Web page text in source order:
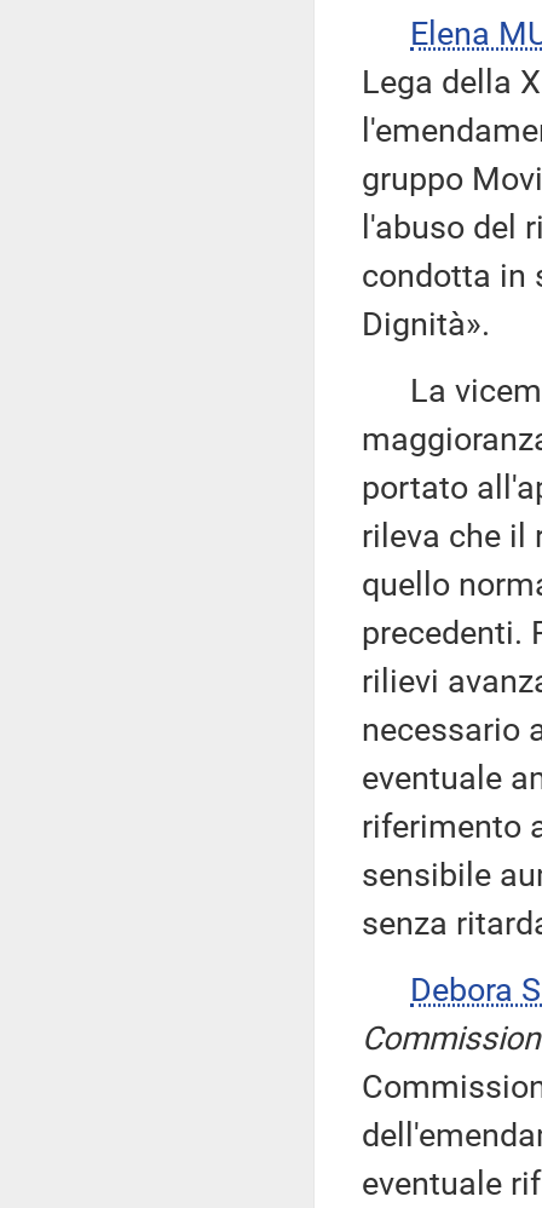
Elena
Lega della
gruppo
l'abuso del
condotta in
Dignità».
La
portato
rileva che il
quello
precedenti.
rilievi
necessario
eventuale
riferimento
sensibile
senza
Debora
eventuale